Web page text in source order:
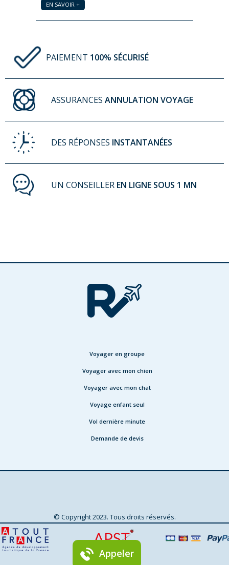
Appeler
EN SAVOIR +
PAIEMENT 100% SÉCURISÉ
ASSURANCES ANNULATION VOYAGE
DES RÉPONSES INSTANTANÉES
UN CONSEILLER EN LIGNE SOUS 1 MN
Voyager en groupe
Voyager avec mon chien
Voyager avec mon chat
Voyage enfant seul
Vol dernière minute
Demande de devis
© Copyright 2023. Tous droits réservés.
Agence de voyage à Lille
Qui sommes-nous ?
Contactez-nous
Mentions légales & CGU
Conditions générales de vente